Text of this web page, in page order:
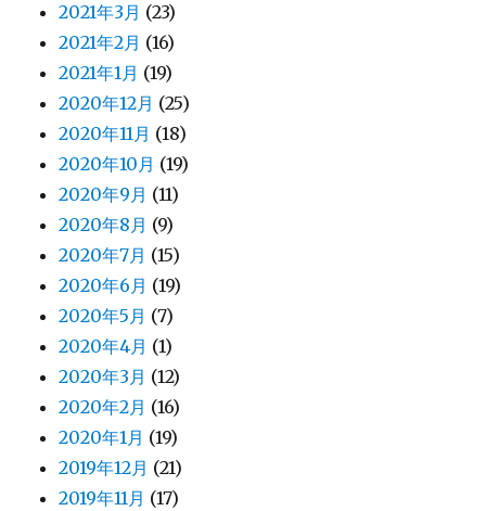
2021年3月 (23)
2021年2月 (16)
2021年1月 (19)
2020年12月 (25)
2020年11月 (18)
2020年10月 (19)
2020年9月 (11)
2020年8月 (9)
2020年7月 (15)
2020年6月 (19)
2020年5月 (7)
2020年4月 (1)
2020年3月 (12)
2020年2月 (16)
2020年1月 (19)
2019年12月 (21)
2019年11月 (17)